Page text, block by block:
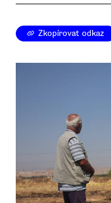
Zkopírovat odkaz